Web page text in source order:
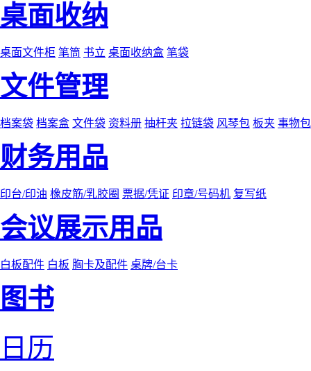
桌面收纳
桌面文件柜 笔筒 书立 桌面收纳盒 笔袋
文件管理
档案袋 档案盒 文件袋 资料册 抽杆夹 拉链袋 风琴包 板夹 事物包
财务用品
印台/印油 橡皮筋/乳胶圈 票据/凭证 印章/号码机 复写纸
会议展示用品
白板配件 白板 胸卡及配件 桌牌/台卡
图书
日历